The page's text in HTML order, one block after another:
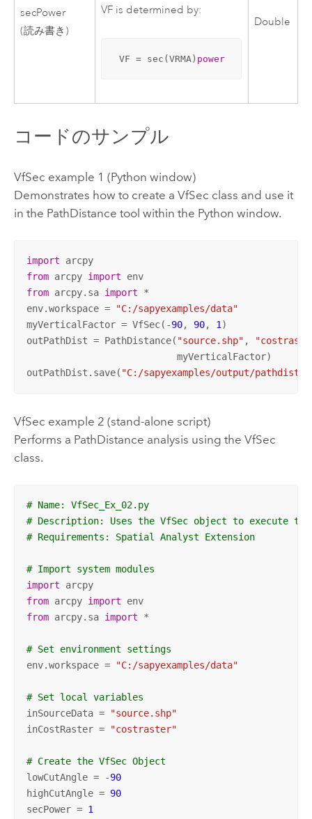
secPower
(読み書き)
VF is determined by:
VF = sec(VRMA) power
Double
コードのサンプル
VfSec example 1 (Python window)
Demonstrates how to create a VfSec class and use it
in the PathDistance tool within the Python window.
import
arcpy
from arcpy import
env
from arcpy.sa import *
env.workspace =
"C:/sapyexamples/data"
myVerticalFactor = VfSec(-90, 90, 1)
outPathDist = PathDistance( "source.shp" ,
                           myVerticalFactor)
outPathDist.save( "C:/sapyexamples/output/
VfSec example 2 (stand-alone script)
Performs a PathDistance analysis using the VfSec
class.
# Name: VfSec_Ex_02.py
# Description: Uses the VfSec object to execute
# Requirements: Spatial Analyst Extension
# Import system modules
import
arcpy
from arcpy import
env
from arcpy.sa import *
# Set environment settings
env.workspace =
"C:/sapyexamples/data"
# Set local variables
inSourceData =
"source.shp"
inCostRaster =
"costraster"
# Create the VfSec Object
lowCutAngle = -90
highCutAngle = 90
secPower = 1